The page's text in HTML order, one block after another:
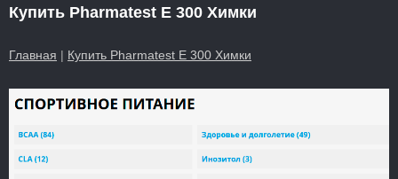
Купить Pharmatest E 300 Химки
Главная | Купить Pharmatest E 300 Химки